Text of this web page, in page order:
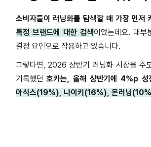
소비자들이 러닝화를 탐색할 때 가장 먼저
특정 브랜드에 대한 검색이었는데요. 대부
결정 요인으로 작용하고 있습니다.
그렇다면, 2026상반기 러닝화 시장을 주
기록했던호카는, 올해 상반기에 4%p 성
아식스(19%), 나이키 (16%), 온러닝